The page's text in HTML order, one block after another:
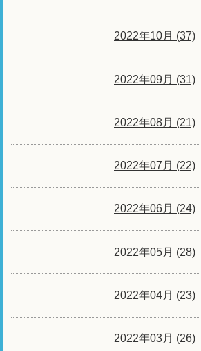
2022年10月 (37)
2022年09月 (31)
2022年08月 (21)
2022年07月 (22)
2022年06月 (24)
2022年05月 (28)
2022年04月 (23)
2022年03月 (26)